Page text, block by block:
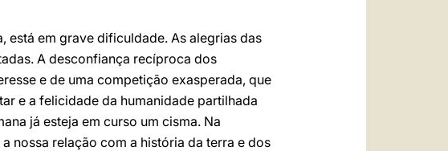
está em grave dificuldade. As alegrias das
A desconfiança recíproca dos
e de uma competição exasperada, que
e a felicidade da humanidade partilhada
já esteja em curso um cisma. Na
nossa relação com a história da terra e dos